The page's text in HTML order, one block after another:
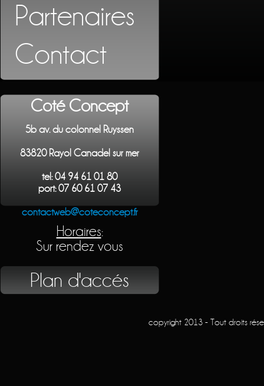
Partenaires
Contact
Coté Concept
5b av. du colonnel Ruyssen
83820 Rayol Canadel sur mer
tel: 04 94 61 01 80
port: 07 60 61 07 43
contactweb@coteconcept.fr
Horaires:
Sur rendez vous
Plan d'accés
copyright 2013 - Tout droits